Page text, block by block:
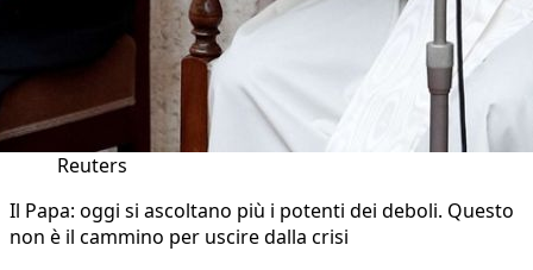
Reuters
Il Papa: oggi si ascoltano più i potenti dei deboli. Questo
non è il cammino per uscire dalla crisi